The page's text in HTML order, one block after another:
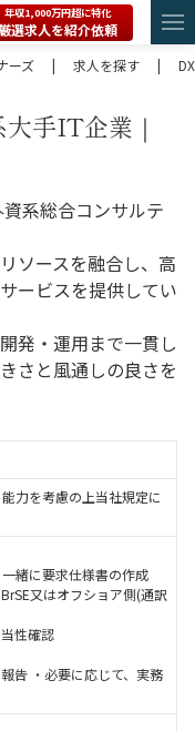
年収1,000万円超に特化
厳選求人を紹介依頼
ーズ
| 求人を探す |
手IT企業｜
系総合コンサルテ
ソースを融合し、高
ービスを提供してい
発・運用まで一貫し
さと風通しの良さを
力を考慮の上当社規定に
緒に要求仕様書の作成
又はオフショア側(通訳
性確認
告 ・必要に応じて、実務